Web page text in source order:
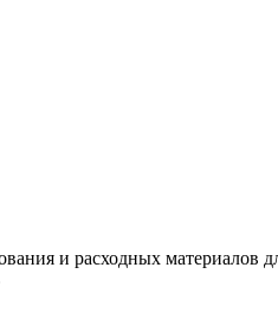
и расходных материалов